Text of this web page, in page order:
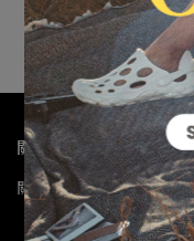
加入購物車
關於我們
關於我們 我的帳戶 退